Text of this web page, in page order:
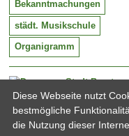
Stadt Barntrup
Mittelstraße 38
32683 Barntrup
Tel:
Bekanntmachungen
städt. Musikschule
Organigramm
Diese Webseite nutzt
bestmögliche
die Nutzung dieser